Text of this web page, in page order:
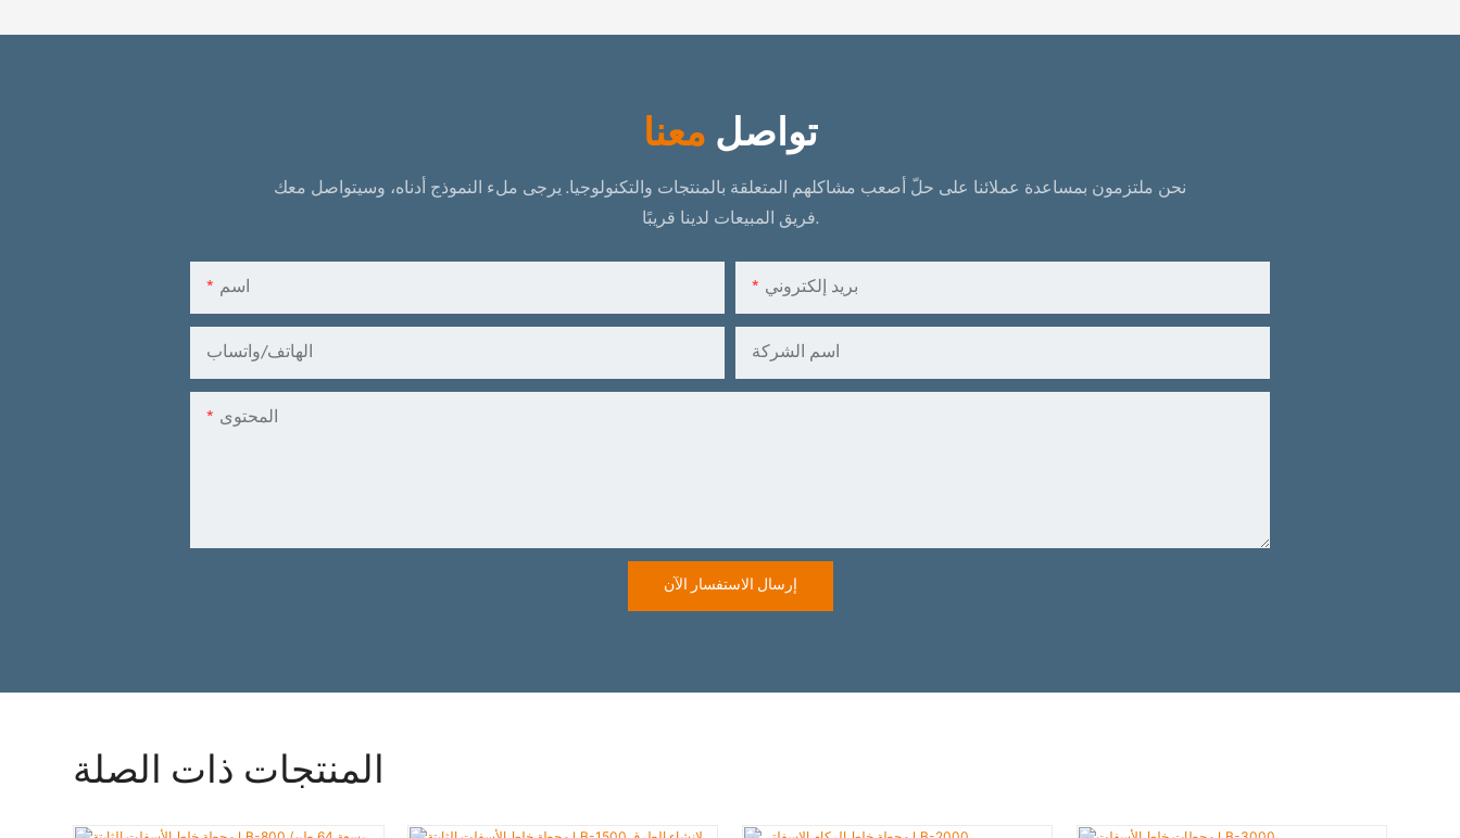
تواصل معنا
نحن ملتزمون بمساعدة عملائنا على حلّ أصعب مشاكلهم المتعلقة بالمنتجات والتكنولوجيا.يرجى ملء النموذج أدناه، وسيتواصل معك
فريق المبيعات لدينا قريبًا.
اسم بريد إلكتروني
الهاتف/واتساب اسم الشركة
المحتوى
إرسال الاستفسار الآن
المنتجات ذات الصلة